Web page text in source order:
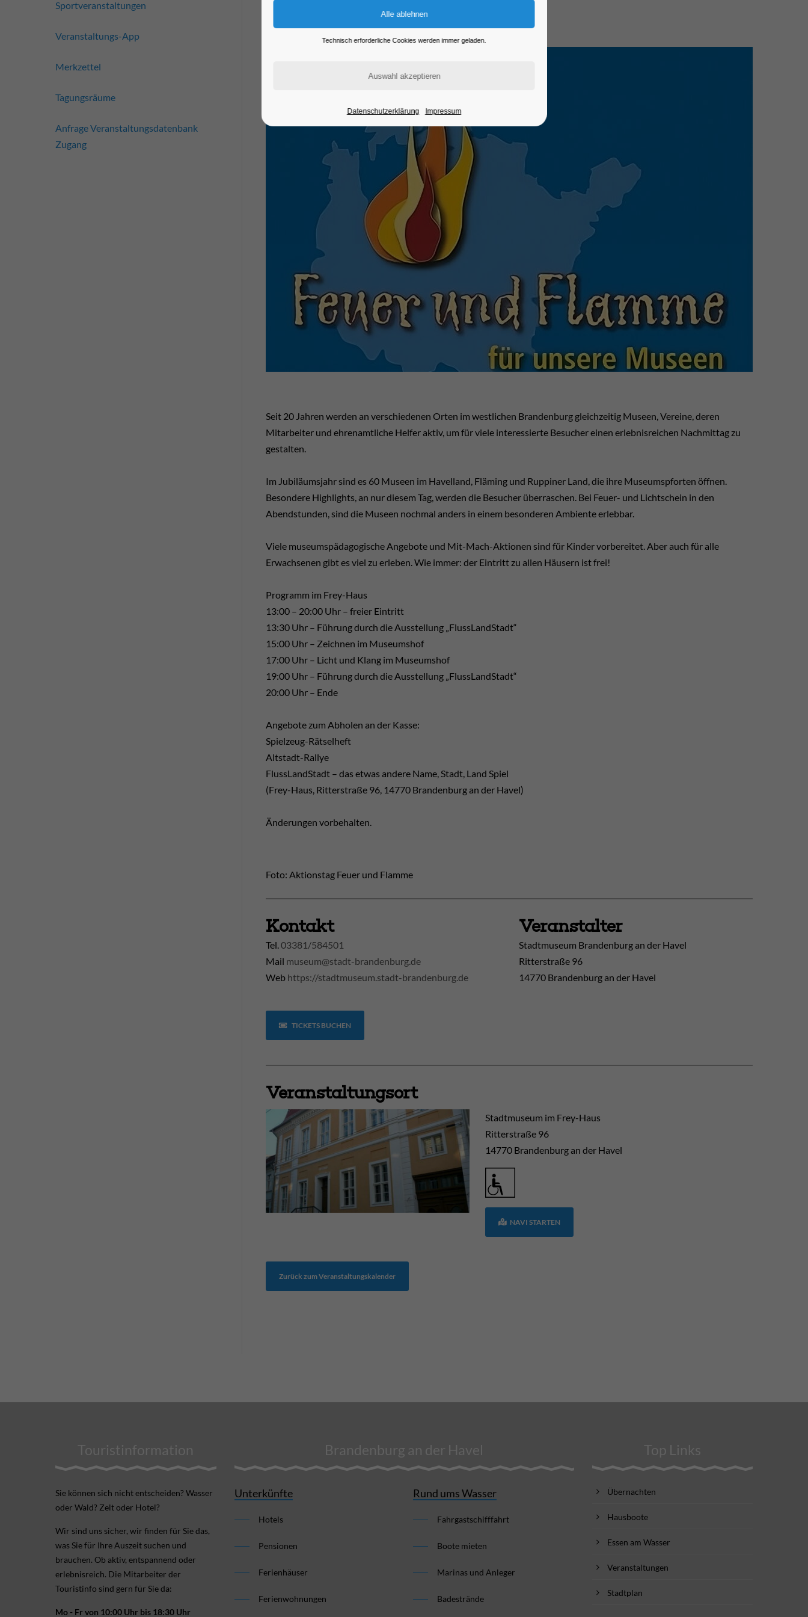
Seit 20 Jahren werden an verschiedenen Orten im westlichen Brandenburg gleichzeitig Museen, Vereine, deren
Mitarbeiter und ehrenamtliche Helfer aktiv, um für viele interessierte Besucher einen erlebnisreichen Nachmittag zu
gestalten.
Im Jubiläumsjahr sind es 60 Museen im Havelland, Fläming und Ruppiner Land, die ihre Museumspforten öffnen.
Besondere Highlights, an nur diesem Tag, werden die Besucher überraschen. Bei Feuer- und Lichtschein in den
Abendstunden, sind die Museen nochmal anders in einem besonderen Ambiente erlebbar.
Viele museumspädagogische Angebote und Mit-Mach-Aktionen sind für Kinder vorbereitet. Aber auch für alle
Erwachsenen gibt es viel zu erleben. Wie immer: der Eintritt zu allen Häusern ist frei!
Programm im Frey-Haus
13:00 – 20:00 Uhr – freier Eintritt
13:30 Uhr – Führung durch die Ausstellung „FlussLandStadt“
15:00 Uhr – Zeichnen im Museumshof
17:00 Uhr – Licht und Klang im Museumshof
19:00 Uhr – Führung durch die Ausstellung „FlussLandStadt“
20:00 Uhr – Ende
Angebote zum Abholen an der Kasse:
Spielzeug-Rätselheft
Altstadt-Rallye
FlussLandStadt – das etwas andere Name, Stadt, Land Spiel
(Frey-Haus, Ritterstraße 96, 14770 Brandenburg an der Havel)
Änderungen vorbehalten.
Foto: Aktionstag Feuer und Flamme
Kontakt
Tel. 03381/584501
Mail museum@stadt-brandenburg.de
Web https://stadtmuseum.stadt-brandenburg.de
Veranstalter
Stadtmuseum Brandenburg an der Havel
Ritterstraße 96
14770 Brandenburg an der Havel
TICKETS BUCHEN
Veranstaltungsort
Stadtmuseum im Frey-Haus
Ritterstraße 96
14770 Brandenburg an der Havel
NAVI STARTEN
Zurück zum Veranstaltungskalender
Sportveranstaltungen
Veranstaltungs-App
Merkzettel
Tagungsräume
Anfrage Veranstaltungsdatenbank
Zugang
Touristinformation
Sie können sich nicht ent­scheiden? Wasser
oder Wald? Zelt oder Hotel?
Wir sind uns sicher, wir finden für Sie das,
was Sie für Ihre Aus­zeit suchen und
brauchen. Ob aktiv, ent­spannend oder
erlebnis­reich. Die Mitarbeiter der
Touristinfo sind gern für Sie da:
Mo - Fr von 10:00 Uhr bis 18:30 Uhr
Brandenburg an der Havel
Unterkünfte
Hotels
Pensionen
Ferienhäuser
Ferienwohnungen
Rund ums Wasser
Fahrgastschifffahrt
Boote mieten
Marinas und Anleger
Badestrände
Top Links
Übernachten
Hausboote
Essen am Wasser
Veranstaltungen
Stadtplan
Technisch erforderliche Cookies werden immer geladen.
Datenschutzerklärung Impressum